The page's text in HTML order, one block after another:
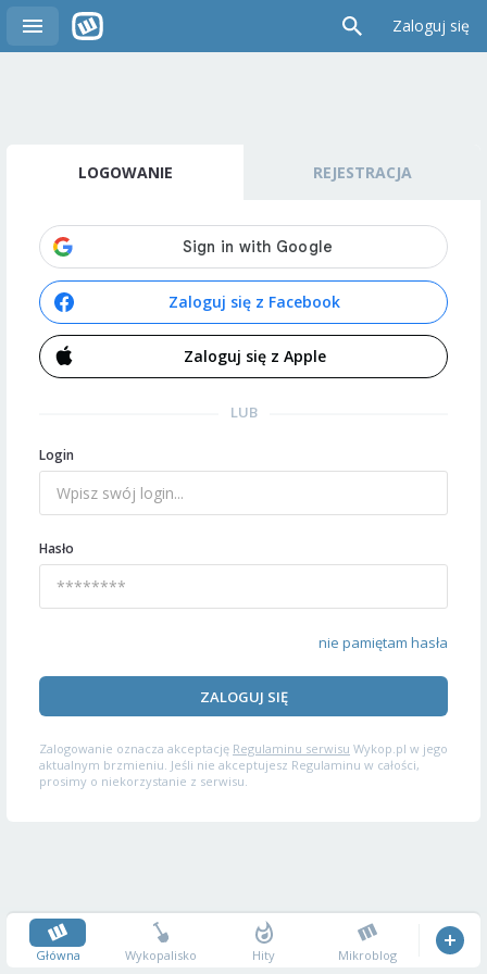
Zaloguj się
LOGOWANIE REJESTRACJA
Zaloguj się z Facebook
Zaloguj się z Apple
LUB
Login
Hasło
nie pamiętam hasła
ZALOGUJ SIĘ
Zalogowanie oznacza akceptację Regulaminu serwisu Wykop.pl w jego
aktualnym brzmieniu. Jeśli nie akceptujesz Regulaminu w całości,
prosimy o niekorzystanie z serwisu.
Główna Wykopalisko Hity Mikroblog